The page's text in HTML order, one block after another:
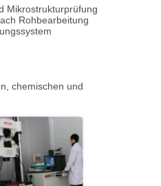
Mikrostrukturprüfung
Rohbearbeitung
chemischen und